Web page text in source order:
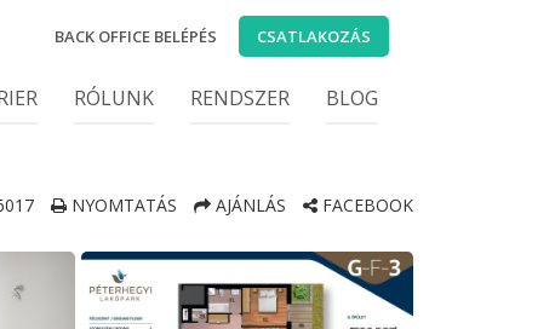
BACK OFFICE BELÉPÉS CSATLAKOZÁS
RÓLUNK RENDSZER BLOG
NYOMTATÁS AJÁNLÁS FACEBOOK